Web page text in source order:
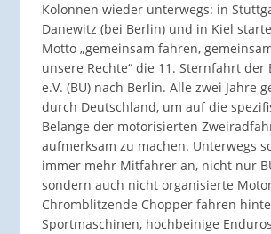
Kolonnen wieder unterwegs: in
Danewitz (bei Berlin) und in Kiel
Motto „gemeinsam fahren,
unsere Rechte“ die 11. Sternfahrt der
e.V. (BU) nach Berlin. Alle zwei Jahre
durch Deutschland, um auf die
Belange der motorisierten
aufmerksam zu machen. Unterwegs
immer mehr Mitfahrer an, nicht nur
sondern auch nicht organisierte
Chromblitzende Chopper fahren
Sportmaschinen, hochbeinige